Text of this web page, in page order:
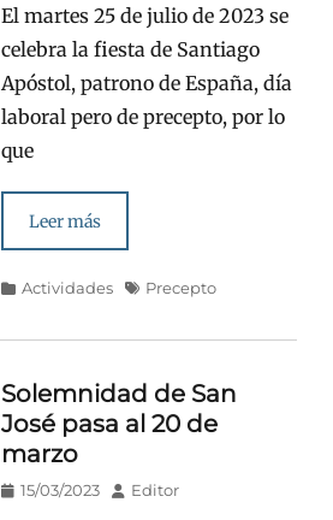
El martes 25 de julio de 2023 se
celebra la fiesta de Santiago
Apóstol, patrono de España, día
laboral pero de precepto, por lo
que
Leer más
Categorías
Actividades Etiquetas
Precepto
Solemnidad de San
José pasa al 20 de
marzo
Publicado
15/03/2023 AutorEditor